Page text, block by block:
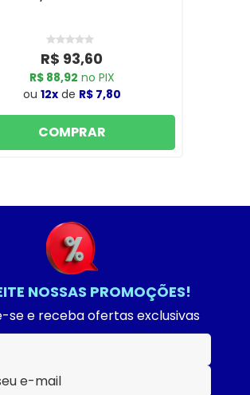
R$ 93,60
R$ 88,92 no PIX
ou 12xde R$ 7,80
COMPRAR
NOSSAS PROMOÇÕES!
se e receba ofertas exclusivas